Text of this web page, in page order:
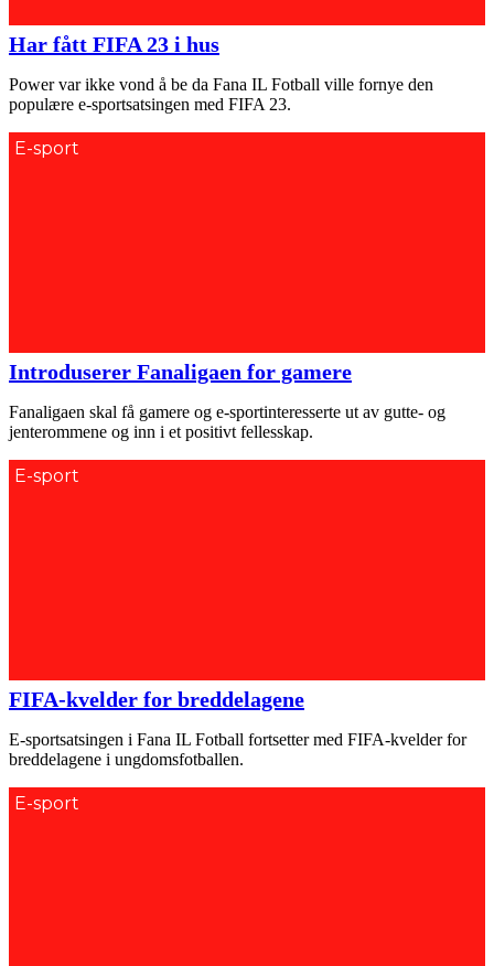
Har fått FIFA 23 i hus
Power var ikke vond å be da Fana IL Fotball ville fornye den
populære e-sportsatsingen med FIFA 23.
E-sport
Introduserer Fanaligaen for gamere
Fanaligaen skal få gamere og e-sportinteresserte ut av gutte- og
jenterommene og inn i et positivt fellesskap.
E-sport
FIFA-kvelder for breddelagene
E-sportsatsingen i Fana IL Fotball fortsetter med FIFA-kvelder for
breddelagene i ungdomsfotballen.
E-sport